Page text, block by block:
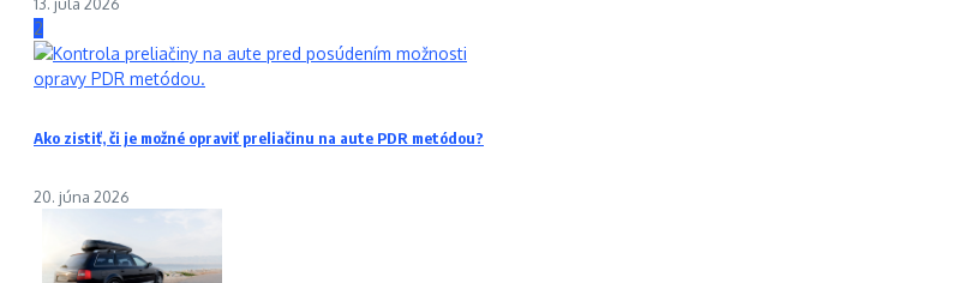
2
Ako zistiť, či je možné opraviť preliačinu na aute PDR metódou?
20. júna 2026